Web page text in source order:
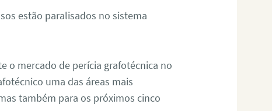
estão paralisados no sistema
o mercado de perícia grafotécnica no
uma das áreas mais
também para os próximos cinco